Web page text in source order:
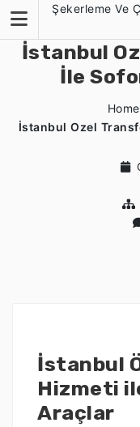
content
Şekerleme Ve
İstanbul
İle
Home
İstanbul Ozel
İstanbul
Hizmeti
Araçlar